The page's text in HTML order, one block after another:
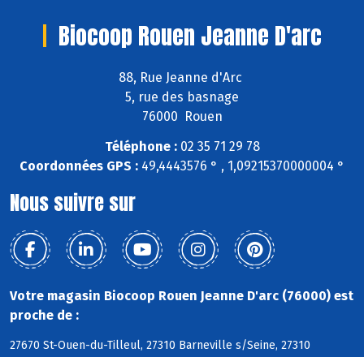
Biocoop Rouen Jeanne D'arc
88, Rue Jeanne d'Arc
5, rue des basnage
76000 Rouen
Téléphone :02 35 71 29 78
Coordonnées GPS : 49,4443576 ° , 1,09215370000004 °
Nous suivre sur
Votre magasin Biocoop Rouen Jeanne D'arc (76000) est
proche de :
27670 St-Ouen-du-Tilleul, 27310 Barneville s/Seine, 27310